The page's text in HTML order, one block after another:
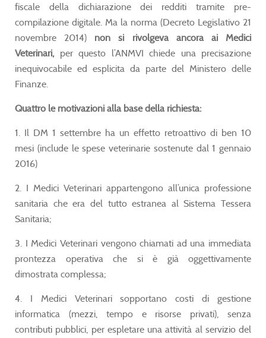
fiscale della dichiarazione dei redditi tramite pre-
compilazione digitale. Ma la norma (Decreto Legislativo 21
novembre 2014) non si rivolgeva ancora ai Medici
Veterinari, per questo l’ANMVI chiede una precisazione
inequivocabile ed esplicita da parte del Ministero delle
Finanze.
Quattro le motivazioni alla base della richiesta:
1. Il DM 1 settembre ha un effetto retroattivo di ben 10
mesi (include le spese veterinarie sostenute dal 1 gennaio
2016)
2. I Medici Veterinari appartengono all’unica professione
sanitaria che era del tutto estranea al Sistema Tessera
Sanitaria;
3. I Medici Veterinari vengono chiamati ad una immediata
prontezza operativa che si è già oggettivamente
dimostrata complessa;
4. I Medici Veterinari sopportano costi di gestione
informatica (mezzi, tempo e risorse privati), senza
contributi pubblici, per espletare una attività al servizio del